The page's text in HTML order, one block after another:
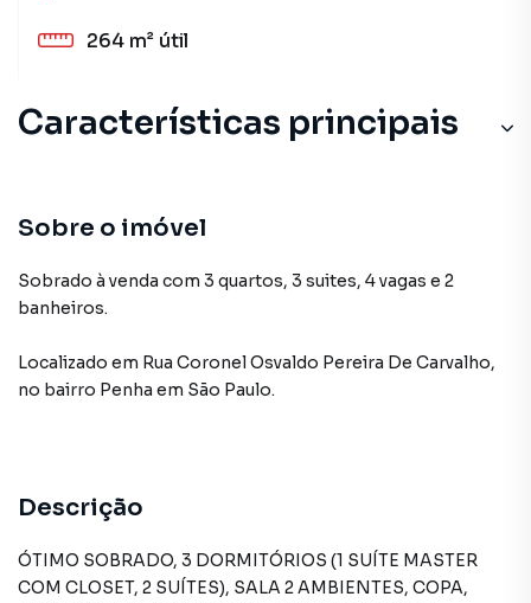
264 m² útil
Características principais
Sobre o imóvel
Sobrado à venda com 3 quartos, 3 suites, 4 vagas e 2
banheiros.
Localizado em Rua Coronel Osvaldo Pereira De Carvalho,
no bairro Penha em São Paulo.
Descrição
ÓTIMO SOBRADO, 3 DORMITÓRIOS (1 SUÍTE MASTER
COM CLOSET, 2 SUÍTES), SALA 2 AMBIENTES, COPA,